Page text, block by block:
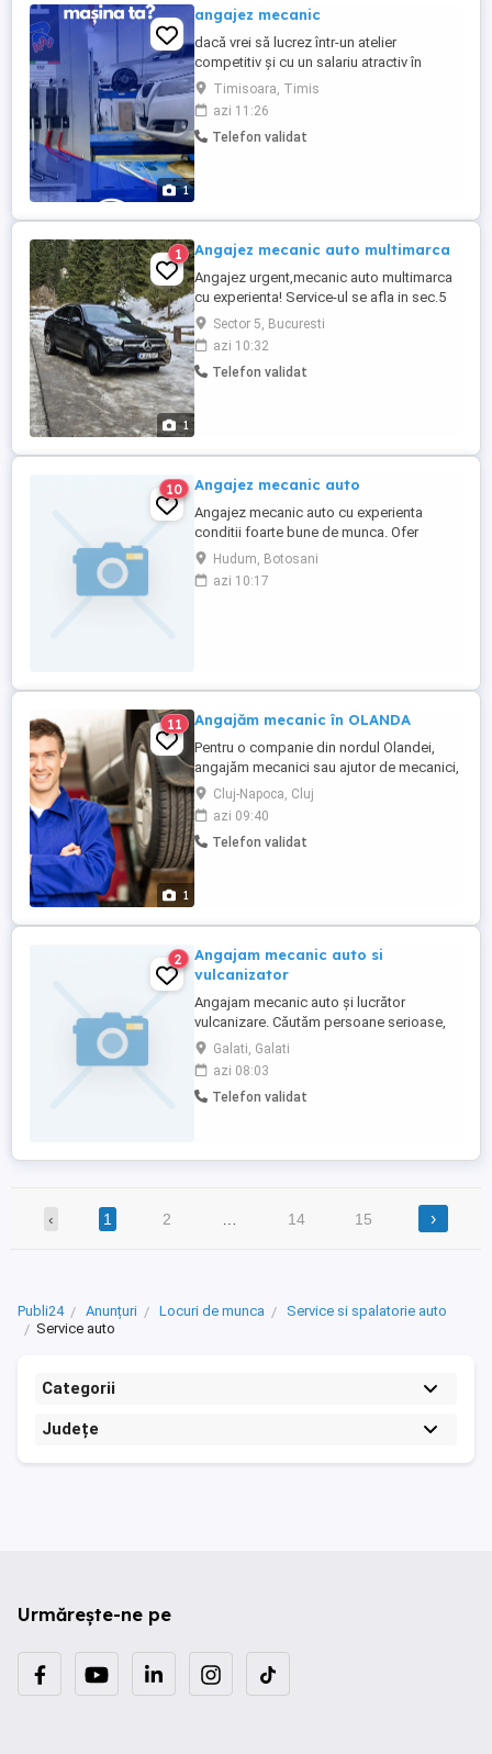
1
angajez mecanic
dacă vrei să lucrez într-un atelier
competitiv și cu un salariu atractiv în
orașul Timișoara
Timisoara, Timis
azi 11:26
Telefon validat
1
1 Angajez mecanic auto multimarca
Angajez urgent,mecanic auto multimarca
cu experienta! Service-ul se afla in sec.5
Bucuresti salariu fix + carte de munca
plătită de către noi. Rog si ofer seriozitate.
Sector 5, Bucuresti
azi 10:32
Telefon validat
10 Angajez mecanic auto
Angajez mecanic auto cu experienta
conditii foarte bune de munca. Ofer
contract full time .salariul este procentual
si se ofera la sfirsit de
saptamina.echipamente noi de munca.
Hudum, Botosani
azi 10:17
1
11 Angajăm mecanic în OLANDA
Pentru o companie din nordul Olandei,
angajăm mecanici sau ajutor de mecanici,
în ateliere (stații ITP). permisul de
conducere reprezintă un avantaj. SE
OFERĂ: loc de muncă într-un colectiv
plăcut cazare în case, cu toate utilitățile
Cluj-Napoca, Cluj
azi 09:40
Telefon validat
2
Angajam mecanic auto si
vulcanizator
Angajam mecanic auto și lucrător
vulcanizare. Căutăm persoane serioase,
implicate și responsabile. Dacă ești
interesat, lasă-ne un mesaj sau sună direct
la tel. pentru mai multe detalii. Te
așteptăm în echipa noastră!
Galati, Galati
azi 08:03
Telefon validat
‹ 1 2 14 15 ›
Publi24 Anunțuri Locuri de munca
Service si spalatorie auto
Service auto
Categorii
Județe
Urmărește-ne pe